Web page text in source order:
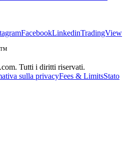
FacebookLinkedinTradingView
Tutti i diritti riservati.
sulla privacyFees & LimitsStato